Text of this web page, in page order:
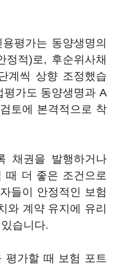
평가는 동양생명의
정적)로, 후순위사채
계씩 상향 조정했습
평가도 동양생명과 A
토에 본격적으로 착
채권을 발행하거나
때 더 좋은 조건으로
들이 안정적인 보험
와 계약 유지에 유리
습니다.
평가할 때 보험 포트